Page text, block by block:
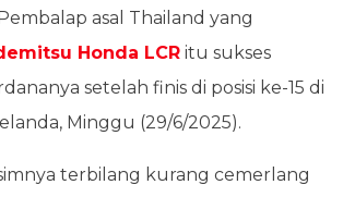
asal Thailand yang
Honda LCR itu sukses
setelah finis di posisi ke-15 di
Minggu (29/6/2025).
terbilang kurang cemerlang